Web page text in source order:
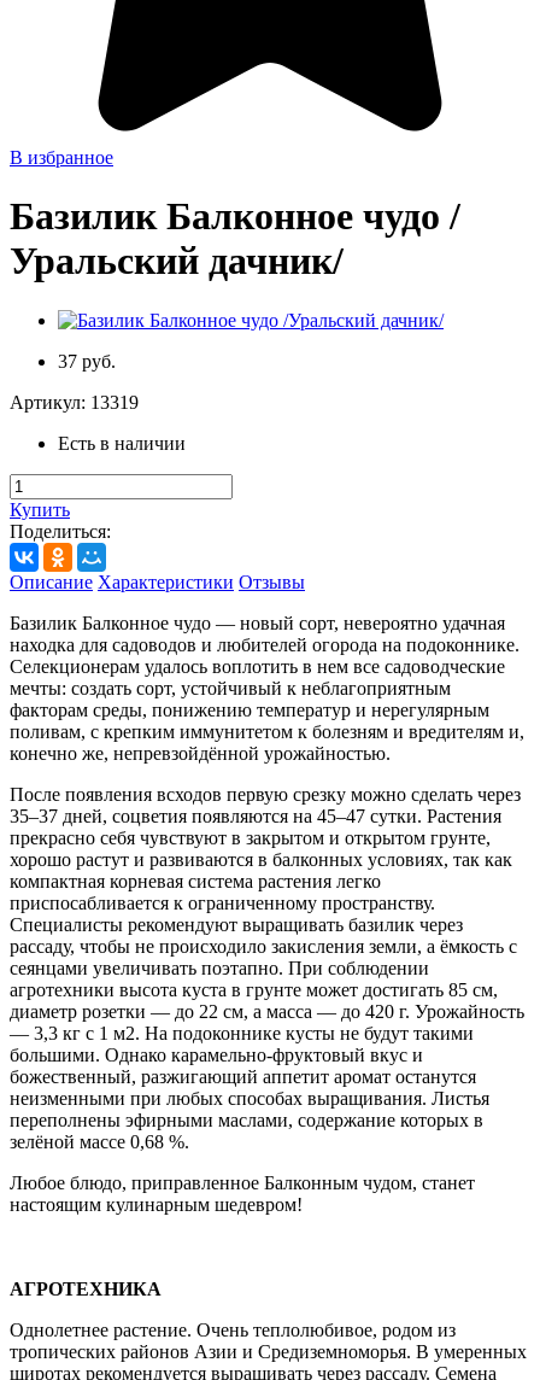
В избранное
Базилик Балконное чудо /
Уральский дачник/
37 руб.
Артикул: 13319
Есть в наличии
Купить
Поделиться:
Описание Характеристики Отзывы
Базилик Балконное чудо — новый сорт, невероятно удачная
находка для садоводов и любителей огорода на подоконнике.
Селекционерам удалось воплотить в нем все садоводческие
мечты: создать сорт, устойчивый к неблагоприятным
факторам среды, понижению температур и нерегулярным
поливам, с крепким иммунитетом к болезням и вредителям и,
конечно же, непревзойдённой урожайностью.
После появления всходов первую срезку можно сделать через
35–37 дней, соцветия появляются на 45–47 сутки. Растения
прекрасно себя чувствуют в закрытом и открытом грунте,
хорошо растут и развиваются в балконных условиях, так как
компактная корневая система растения легко
приспосабливается к ограниченному пространству.
Специалисты рекомендуют выращивать базилик через
рассаду, чтобы не происходило закисления земли, а ёмкость с
сеянцами увеличивать поэтапно. При соблюдении
агротехники высота куста в грунте может достигать 85 см,
диаметр розетки — до 22 см, а масса — до 420 г. Урожайность
— 3,3 кг с 1 м2. На подоконнике кусты не будут такими
большими. Однако карамельно-фруктовый вкус и
божественный, разжигающий аппетит аромат останутся
неизменными при любых способах выращивания. Листья
переполнены эфирными маслами, содержание которых в
зелёной массе 0,68 %.
Любое блюдо, приправленное Балконным чудом, станет
настоящим кулинарным шедевром!
АГРОТЕХНИКА
Однолетнее растение. Очень теплолюбивое, родом из
тропических районов Азии и Средиземноморья. В умеренных
широтах рекомендуется выращивать через рассаду. Семена